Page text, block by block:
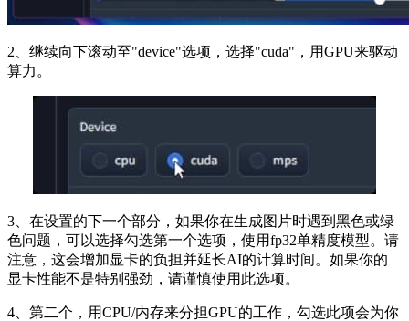
2、继续向下滚动至"device"选项，选择"cuda"，用GPU来驱动
算力。
3、在设置的下一个部分，如果你在生成图片时遇到黑色或绿
色问题，可以选择勾选第一个选项，使用fp32单精度模型。请
注意，这会增加显卡的负担并延长AI的计算时间。如果你的
显卡性能不是特别强劲，请谨慎使用此选项。
4、第二个，用CPU/内存来分担GPU的工作，勾选此项会为你